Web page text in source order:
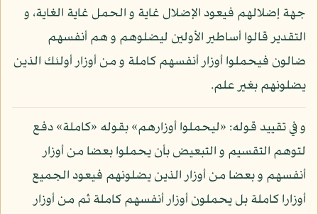
جهة إضلالهم فيعود الإضلال غاية و الحمل غاية الغاية، و
التقدير قالوا أساطير الأولين ليضلوهم و هم أنفسهم
ضالون فيحملوا أوزار أنفسهم كاملة و من أوزار أولئك الذين
يضلونهم بغير علم.
و في تقييد قوله: «ليحملوا أوزارهم» بقوله «كاملة» دفع
لتوهم التقسيم و التبعيض بأن يحملوا بعضا من أوزار
أنفسهم و بعضا من أوزار الذين يضلونهم فيعود الجميع
أوزارا كاملة بل يحملون أوزار أنفسهم كاملة ثم من أوزار